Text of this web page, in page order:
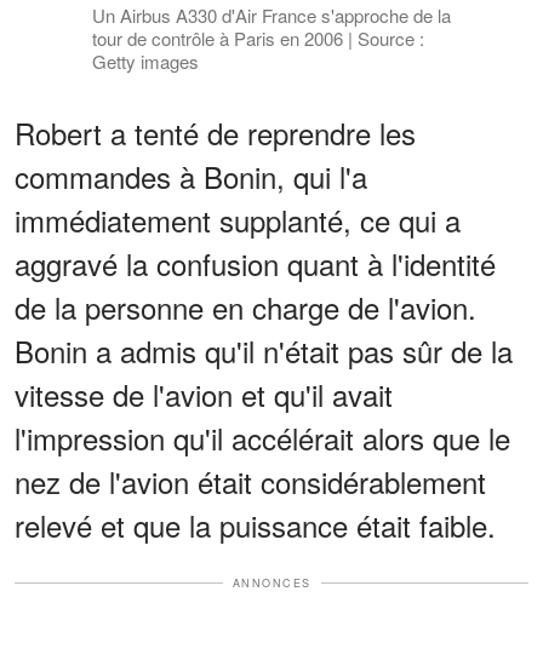
Un Airbus A330 d'Air France s'approche de la
tour de contrôle à Paris en 2006 | Source :
Getty images
Robert a tenté de reprendre les
commandes à Bonin, qui l'a
immédiatement supplanté, ce qui a
aggravé la confusion quant à l'identité
de la personne en charge de l'avion.
Bonin a admis qu'il n'était pas sûr de la
vitesse de l'avion et qu'il avait
l'impression qu'il accélérait alors que le
nez de l'avion était considérablement
relevé et que la puissance était faible.
ANNONCES